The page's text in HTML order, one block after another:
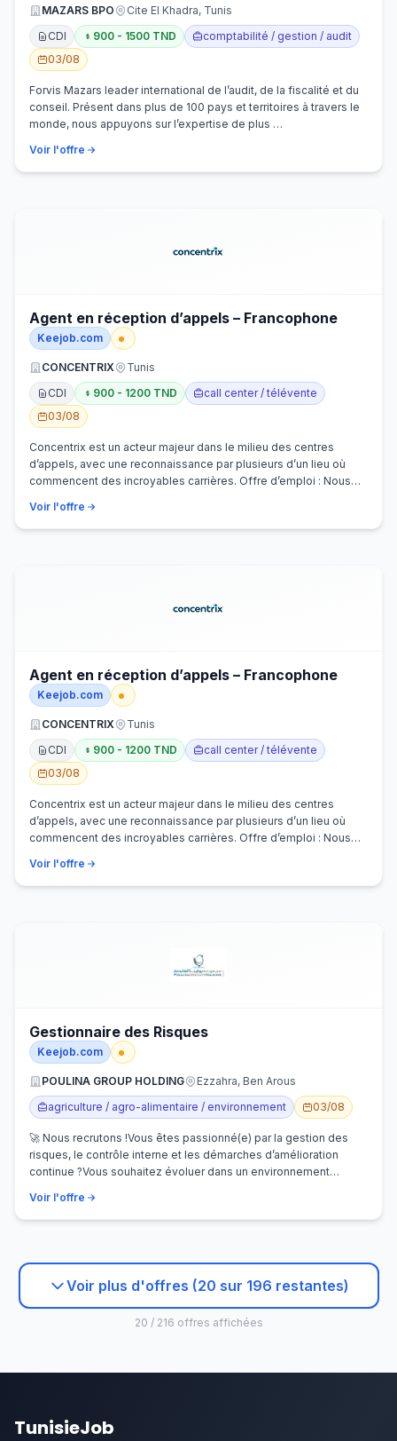
MAZARS BPO
Cite El Khadra, Tunis
CDI
900 - 1500 TND
comptabilité / gestion / audit
03/08
Forvis Mazars leader international de l’audit, de la fiscalité et du
conseil. Présent dans plus de 100 pays et territoires à travers le
monde, nous appuyons sur l’expertise de plus …
Voir l'offre
Agent en réception d’appels – Francophone
Keejob.com
CONCENTRIX
Tunis
CDI
900 - 1200 TND
call center / télévente
03/08
Concentrix est un acteur majeur dans le milieu des centres
d’appels, avec une reconnaissance par plusieurs d’un lieu où
commencent des incroyables carrières. Offre d’emploi : Nous
Voir l'offre
Agent en réception d’appels – Francophone
Keejob.com
CONCENTRIX
Tunis
CDI
900 - 1200 TND
call center / télévente
03/08
Concentrix est un acteur majeur dans le milieu des centres
d’appels, avec une reconnaissance par plusieurs d’un lieu où
commencent des incroyables carrières. Offre d’emploi : Nous
Voir l'offre
Gestionnaire des Risques
Keejob.com
POULINA GROUP HOLDING
Ezzahra, Ben Arous
agriculture / agro-alimentaire / environnement
03/08
🚀 Nous recrutons !Vous êtes passionné(e) par la gestion des
risques, le contrôle interne et les démarches d’amélioration
continue ?Vous souhaitez évoluer dans un environnement
Voir l'offre
Voir plus d'offres (20 sur 196 restantes)
20 / 216 offres affichées
TunisieJob